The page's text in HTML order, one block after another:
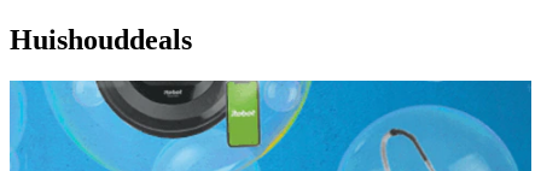
Huishouddeals